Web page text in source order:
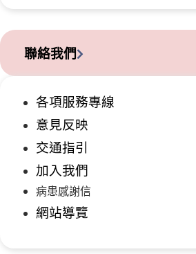
聯絡我們
各項服務專線
意見反映
交通指引
加入我們
病患感謝信
網站導覽